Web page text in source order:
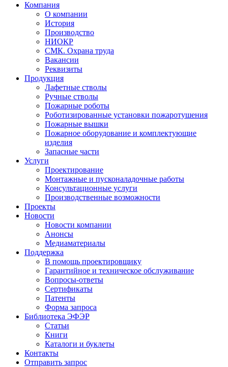
Компания
О компании
История
Производство
НИОКР
СМК. Охрана труда
Вакансии
Реквизиты
Продукция
Лафетные стволы
Ручные стволы
Пожарные роботы
Роботизированные установки пожаротушения
Пожарные вышки
Пожарное оборудование и комплектующие
изделия
Запасные части
Услуги
Проектирование
Монтажные и пусконаладочные работы
Консультационные услуги
Производственные возможности
Проекты
Новости
Новости компании
Анонсы
Медиаматериалы
Поддержка
В помощь проектировщику
Гарантийное и техническое обслуживание
Вопросы-ответы
Сертификаты
Патенты
Форма запроса
Библиотека ЭФЭР
Статьи
Книги
Каталоги и буклеты
Контакты
Отправить запрос